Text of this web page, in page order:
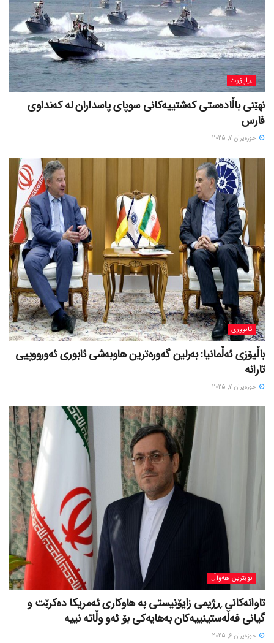
ڕاپۆرت
نهێنی باڵادەستی کەشتییەکانی سوپای پاسداران لە کەنداوی
فارس
حوزه‌یران 7, 2025
ئابووری
باڵیۆزی ئەڵمانیا: بەرلین گەورەترین هاوبەشی ئابوری ئەورووپیی
تارانە
حوزه‌یران 7, 2025
نوێترین هەواڵ
تاوانەکانی ڕژیمی زایۆنیستی بە هاوکاری ئەمریکا دەکرێت و
گیانی فەڵەستینییەکان بەهایەکی بۆ ئەو وڵاتە نییە
حوزه‌یران 6, 2025